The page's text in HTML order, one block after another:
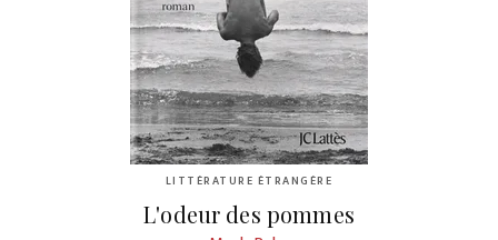
LITTÉRATURE ÉTRANGÈRE
L'odeur des pommes